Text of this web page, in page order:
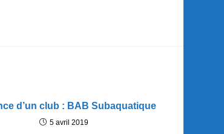
d’un club : BAB Subaquatique
5 avril 2019